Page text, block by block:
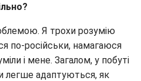
Я трохи розумію
по-російськи, намагаюся
і мене. Загалом, у побуті
легше адаптуються, як